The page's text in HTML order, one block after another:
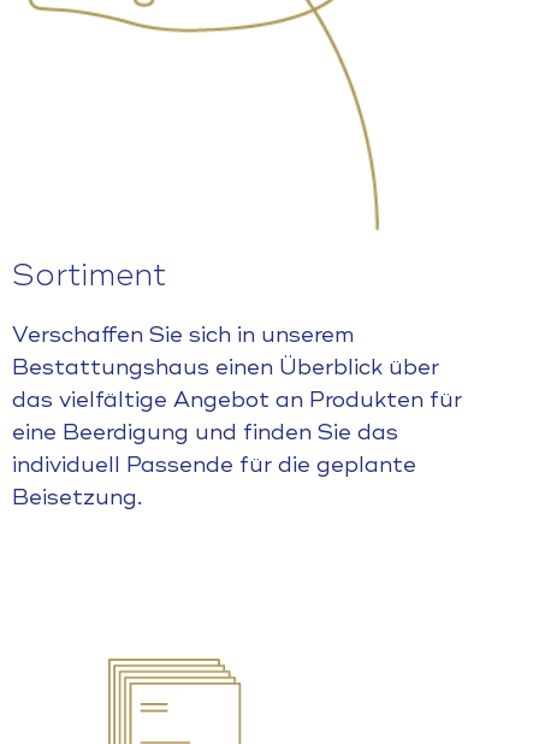
Sortiment
Verschaffen Sie sich in unserem
Bestattungshaus einen Überblick über
das vielfältige Angebot an Produkten für
eine Beerdigung und finden Sie das
individuell Passende für die geplante
Beisetzung.